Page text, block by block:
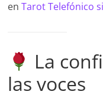
enTarot Telefónico
La
las voces